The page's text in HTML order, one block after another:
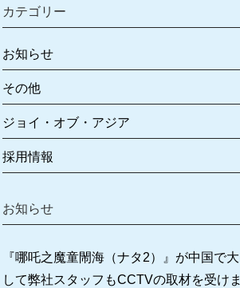
カ
イ
ブ
カテゴリー
お知らせ
その他
ジョイ・オブ・アジア
採用情報
お知らせ
『哪吒之魔童閙海（ナタ2）』が中国で
して弊社スタッフもCCTVの取材を受け